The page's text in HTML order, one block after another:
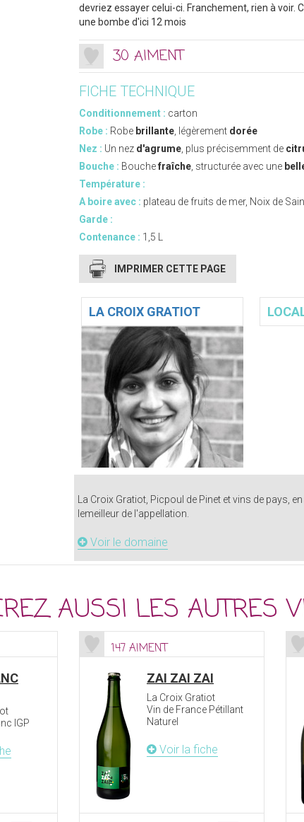
devriez essayer celui-ci. Franchement, rien à voir.
une bombe d'ici 12 mois
30 AIMENT
FICHE TECHNIQUE
Conditionnement : carton
Robe : Robe brillante, légèrement dorée
Nez : Un nez d'agrume, plus précisemment de
Bouche : Bouchefraîche, structurée avec une
Température :
A boire avec : plateau de fruits de mer, Noix de
Garde :
Contenance : 1,5 L
IMPRIMER CETTE PAGE
LA CROIX GRATIOT
La Croix Gratiot, Picpoul de Pinet et vins de pays,
lemeilleur de l'appellation.
Voir le domaine
AUSSI LES AUTRES
IGP
147 AIMENT
ZAI ZAI ZAI
La Croix Gratiot
Vin de France Pétillant
Naturel
Voir la fiche